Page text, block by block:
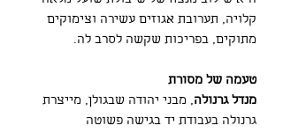
קלויה, תערובת אגוזים עשירה וצימוקים
מתוקים, בפריכות שקשה לסרב לה.
טעמה של מסורת
מנדל גרנולה, מבני יהודה שבגולן, מייצרת
גרנולה בעבודת יד בגישה פשוטה